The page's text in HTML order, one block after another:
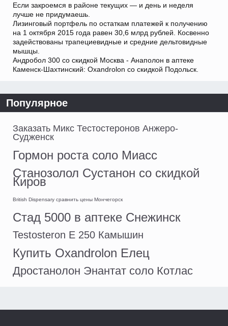
Если закроемся в районе текущих — и день и неделя
лучше не придумаешь.
Лизинговый портфель по остаткам платежей к получению
на 1 октября 2015 года равен 30,6 млрд рублей. Косвенно
задействованы трапециевидные и средние дельтовидные
мышцы.
Андробол 300 со скидкой Москва - Анаполон в аптеке
Каменск-Шахтинский: Oxandrolon со скидкой Подольск.
Популярное
Заказать Микс Тестостеронов Анжеро-
Судженск
Гормон роста соло Миасс
Станозолол Сустанон со скидкой
Киров
British Dispensary сравнить цены Мончегорск
Стад 5000 в аптеке Снежинск
Testosteron E 250 Камышин
Купить Oxandrolon Елец
Дростанолон Энантат соло Котлас